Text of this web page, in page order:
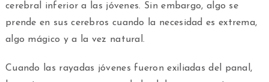
cerebral inferior a las jóvenes. Sin embargo, algo se
prende en sus cerebros cuando la necesidad es extrema,
algo mágico y a la vez natural.
Cuando las rayadas jóvenes fueron exiliadas del panal,